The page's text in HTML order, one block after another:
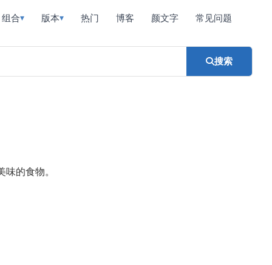
组合▾ 版本▾ 热门 博客 颜文字 常见问题
搜索
的食物。